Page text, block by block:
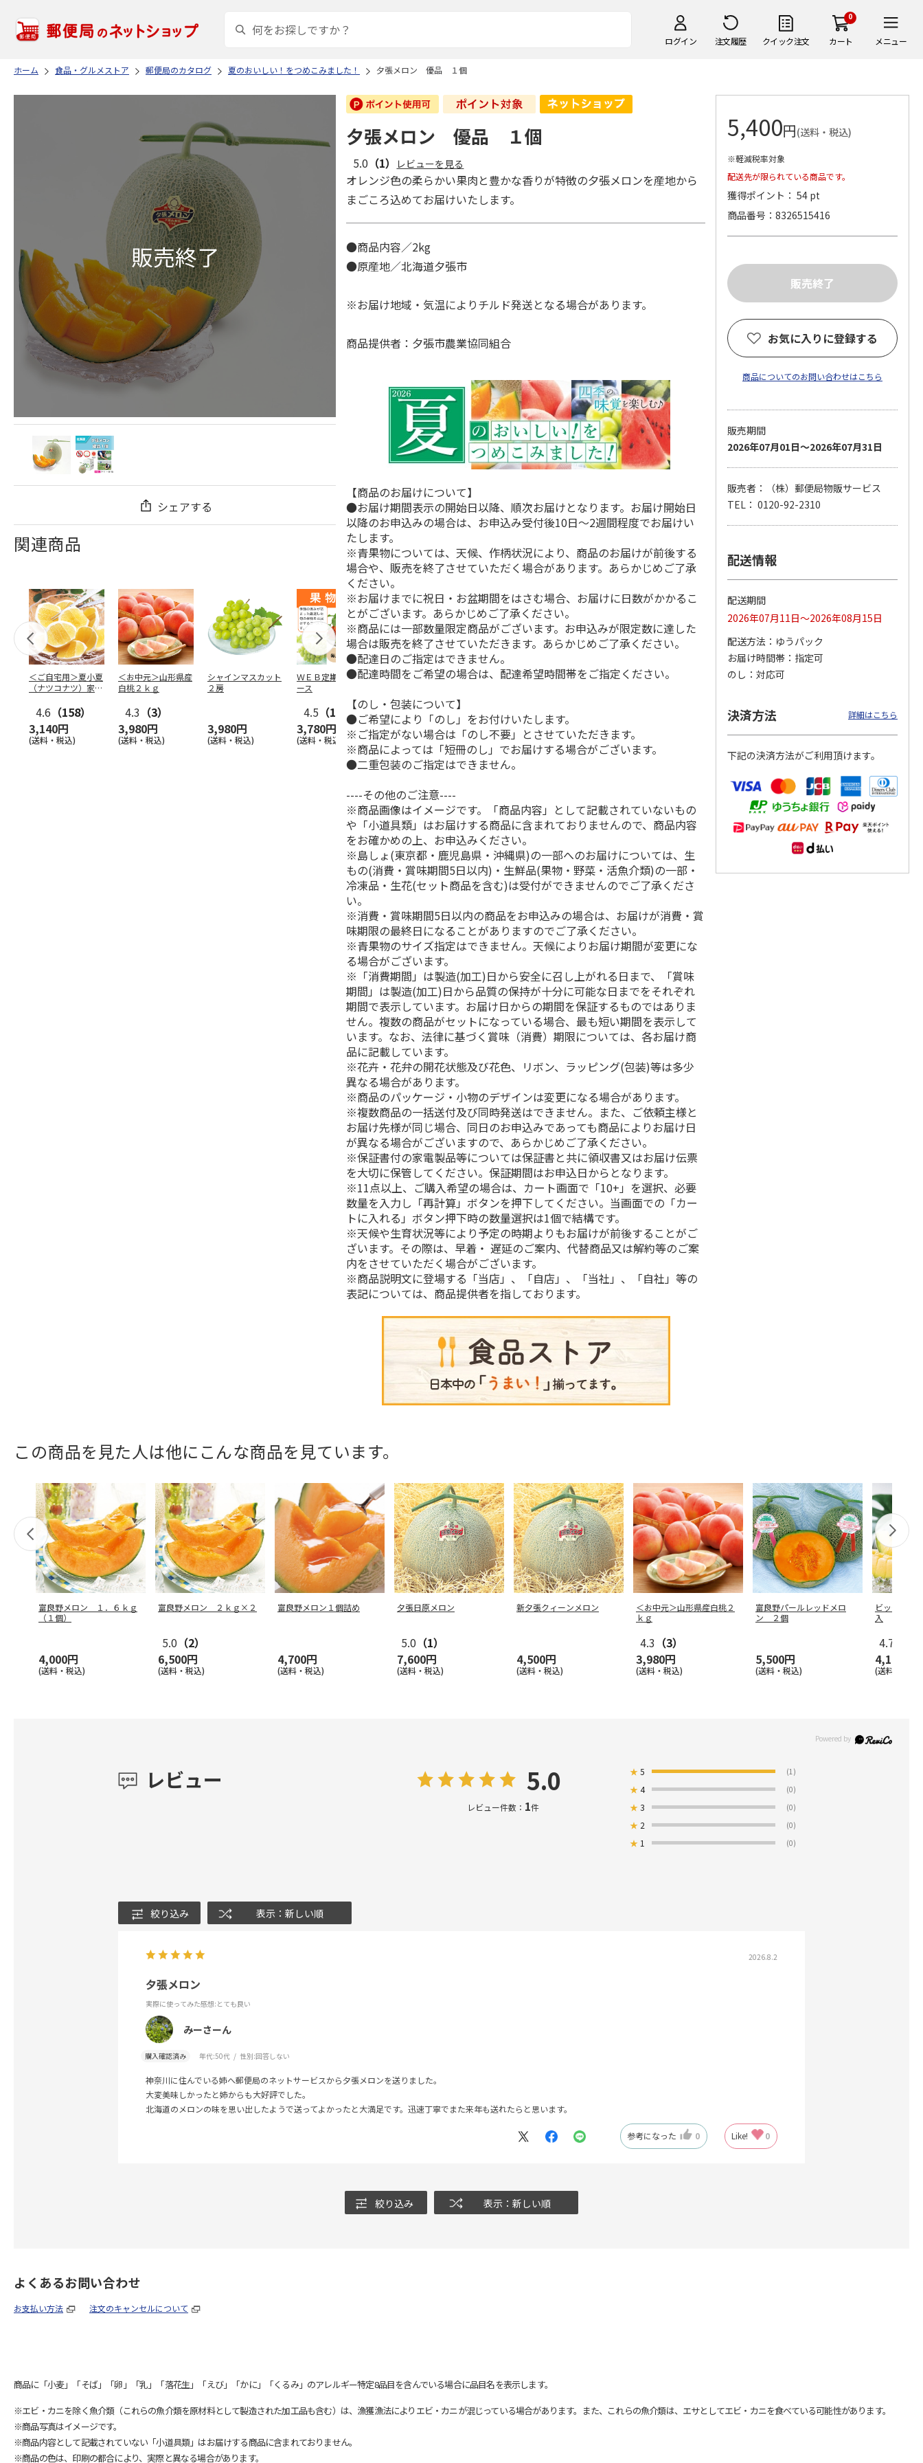
ログイン 注文履歴 クイック注文
0
カート メニュー
ホーム 食品・グルメストア 郵便局のカタログ 夏のおいしい！をつめこみました！ 夕張メロン 優品 １個
シェアする
関連商品
＜ご自宅用＞夏小夏
（ナツコナツ）家庭
4.6 （158）
3,140円
(送料・税込)
＜お中元＞山形県産
白桃２ｋｇ
4.3 （3）
3,980円
(送料・税込)
シャインマスカット
２房
3,980円
(送料・税込)
ＷＥＢ定期便果物コ
ース
4.5 （102）
3,780円
(送料・税込)
ビッグマスクメロ
4.7（10）
4,150円
(送料・税込)
夏小夏 家庭用 ３
4.6 （26）
3,140円
(送料・税込)
訳あり黄桃
3,200円
(送料・税込)
シャインマスカッ
福島県産 大玉の桃
5.0（2）
夕張メロン 優品 １個
5.0 （1） レビューを見る
オレンジ色の柔らかい果肉と豊かな香りが特徴の夕張メロンを産地から
まごころ込めてお届けいたします。
●商品内容／2kg
●原産地／北海道夕張市
※お届け地域・気温によりチルド発送となる場合があります。
商品提供者：夕張市農業協同組合
【商品のお届けについて】
●お届け期間表示の開始日以降、順次お届けとなります。お届け開始日
以降のお申込みの場合は、お申込み受付後10日～2週間程度でお届けい
たします。
※青果物については、天候、作柄状況により、商品のお届けが前後する
場合や、販売を終了させていただく場合があります。あらかじめご了承
ください。
※お届けまでに祝日・お盆期間をはさむ場合、お届けに日数がかかるこ
とがございます。あらかじめご了承ください。
※商品には一部数量限定商品がございます。お申込みが限定数に達した
場合は販売を終了させていただきます。あらかじめご了承ください。
●配達日のご指定はできません。
●配達時間をご希望の場合は、配達希望時間帯をご指定ください。
【のし・包装について】
●ご希望により「のし」をお付けいたします。
※ご指定がない場合は「のし不要」とさせていただきます。
※商品によっては「短冊のし」でお届けする場合がございます。
●二重包装のご指定はできません。
----その他のご注意----
※商品画像はイメージです。「商品内容」として記載されていないもの
や「小道具類」はお届けする商品に含まれておりませんので、商品内容
をお確かめの上、お申込みください。
※島しょ(東京都・鹿児島県・沖縄県)の一部へのお届けについては、生
もの(消費・賞味期間5日以内)・生鮮品(果物・野菜・活魚介類)の一部・
冷凍品・生花(セット商品を含む)は受付ができませんのでご了承くださ
い。
※消費・賞味期間5日以内の商品をお申込みの場合は、お届けが消費・賞
味期限の最終日になることがありますのでご了承ください。
※青果物のサイズ指定はできません。天候によりお届け期間が変更にな
る場合がございます。
※「消費期間」は製造(加工)日から安全に召し上がれる日まで、「賞味
期間」は製造(加工)日から品質の保持が十分に可能な日までをそれぞれ
期間で表示しています。お届け日からの期間を保証するものではありま
せん。複数の商品がセットになっている場合、最も短い期間を表示して
います。なお、法律に基づく賞味（消費）期限については、各お届け商
品に記載しています。
※花卉・花弁の開花状態及び花色、リボン、ラッピング(包装)等は多少
異なる場合があります。
※商品のパッケージ・小物のデザインは変更になる場合があります。
※複数商品の一括送付及び同時発送はできません。また、ご依頼主様と
お届け先様が同じ場合、同日のお申込みであっても商品によりお届け日
が異なる場合がございますので、あらかじめご了承ください。
※保証書付の家電製品等については保証書と共に領収書又はお届け伝票
を大切に保管してください。保証期間はお申込日からとなります。
※11点以上、ご購入希望の場合は、カート画面で「10+」を選択、必要
数量を入力し「再計算」ボタンを押下してください。当画面での「カー
トに入れる」ボタン押下時の数量選択は1個で結構です。
※天候や生育状況等により予定の時期よりもお届けが前後することがご
ざいます。その際は、早着・ 遅延のご案内、代替商品又は解約等のご案
内をさせていただく場合がございます。
※商品説明文に登場する「当店」、「自店」、「当社」、「自社」等の
表記については、商品提供者を指しております。
5,400円(送料・税込)
※軽減税率対象
配送先が限られている商品です。
獲得ポイント： 54 pt
商品番号
8326515416
お気に入りに登録する
商品についてのお問い合わせはこちら
販売期間
2026年07月01日～2026年07月31日
販売者：（株）郵便局物販サービス
TEL： 0120-92-2310
配送情報
配送期間
2026年07月11日～2026年08月15日
配送方法
ゆうパック
お届け時間帯
指定可
のし
対応可
決済方法 詳細はこちら
下記の決済方法がご利用頂けます。
この商品を見た人は他にこんな商品を見ています。
富良野メロン １．６ｋｇ
（１個）
4,000円
(送料・税込)
富良野メロン ２ｋｇ×２
5.0 （2）
6,500円
(送料・税込)
富良野メロン１個詰め
4,700円
(送料・税込)
夕張日原メロン
5.0 （1）
7,600円
(送料・税込)
新夕張クィーンメロン
4,500円
(送料・税込)
＜お中元＞山形県産白桃２
ｋｇ
4.3 （3）
3,980円
(送料・税込)
富良野パールレッドメロ
ン ２個
5,500円
(送料・税込)
ビッグマス
入
4.7
4,150円
(送料・税込)
レビュー 5.0
レビュー件数： 1件
★5 (1)
★4 (0)
★3 (0)
★ 2 (0)
★ 1 (0)
絞り込み 表示：新しい順
2026.8.2
夕張メロン
実際に使ってみた感想:とても良い
みーさーん
購入確認済み 年代:50代 性別:回答しない
神奈川に住んでいる姉へ郵便局のネットサービスから夕張メロンを送りました。
大変美味しかったと姉からも大好評でした。
北海道のメロンの味を思い出したようで送ってよかったと大満足です。迅速丁寧でまた来年も送れたらと思います。
参考になった 0 Like! 0
絞り込み 表示：新しい順
よくあるお問い合わせ
お支払い方法 注文のキャンセルについて
商品に「小麦」「そば」「卵」「乳」「落花生」「えび」「かに」「くるみ」のアレルギー特定8品目を含んでいる場合に品目名を表示します。
※エビ・カニを除く魚介類（これらの魚介類を原材料として製造された加工品も含む）は、漁獲漁法によりエビ・カニが混じっている場合があります。また、これらの魚介類は、エサとしてエビ・カニを食べている可能性があります。
※商品写真はイメージです。
※商品内容として記載されていない「小道具類」はお届けする商品に含まれておりません。
※商品の色は、印刷の都合により、実際と異なる場合があります。